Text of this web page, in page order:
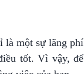
là một sự lãng phí
tốt. Vì vậy, để